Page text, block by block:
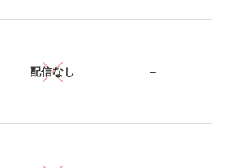
配信なし –